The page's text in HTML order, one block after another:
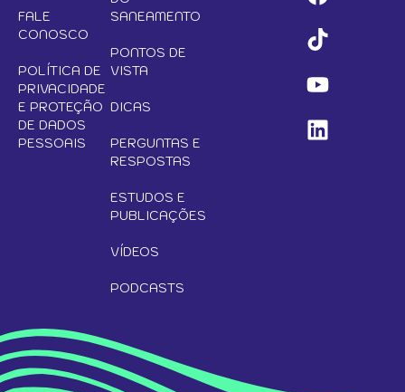
FALE
CONOSCO
POLÍTICA DE
PRIVACIDADE
E PROTEÇÃO
DE DADOS
PESSOAIS
SANEAMENTO
PONTOS DE
VISTA
DICAS
PERGUNTAS E
RESPOSTAS
ESTUDOS E
PUBLICAÇÕES
VÍDEOS
PODCASTS